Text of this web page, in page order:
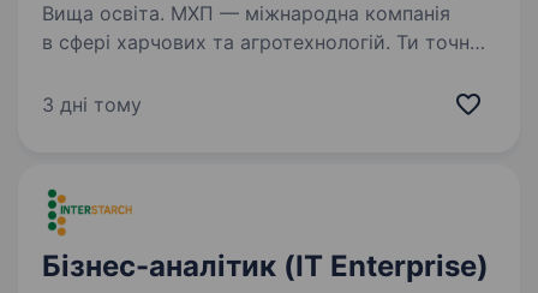
Вища освіта. МХП — міжнародна компанія
в сфері харчових та агротехнологій. Ти точно
Ряба», «Наша Ряба Апетитна», «Бащинський»,
3 дні тому
Бізнес-аналітик (IT Enterprise)